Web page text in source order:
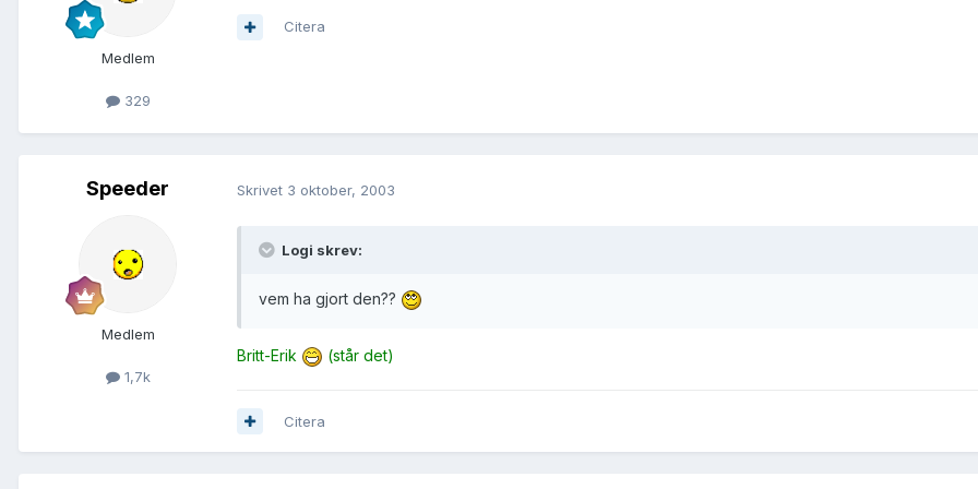
Medlem
329
Citera
Speeder
Medlem
1,7k
Skrivet 3 oktober, 2003
Logi skrev:
vem ha gjort den??
Britt-Erik (står det)
Citera